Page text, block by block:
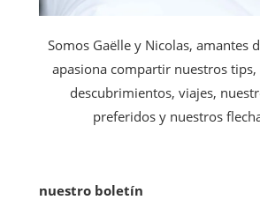
Somos Gaëlle y Nicolas, amantes
apasiona compartir nuestros tips,
descubrimientos, viajes,
preferidos y nuestros
nuestro boletín